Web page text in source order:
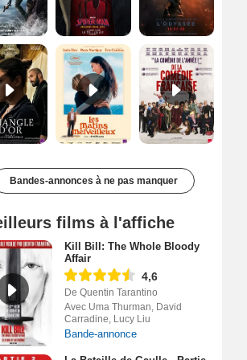
Le Triangle d'or Bande-annonce VF De la Comédie-Française Teaser VF
Bandes-annonces à ne pas manquer
films à l'affiche
Kill Bill: The Whole Bloody
Affair
4,6
De Quentin Tarantino
Avec Uma Thurman, David
Carradine, Lucy Liu
Bande-annonce